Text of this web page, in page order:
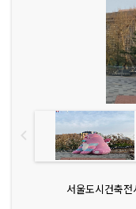
서울도시건축